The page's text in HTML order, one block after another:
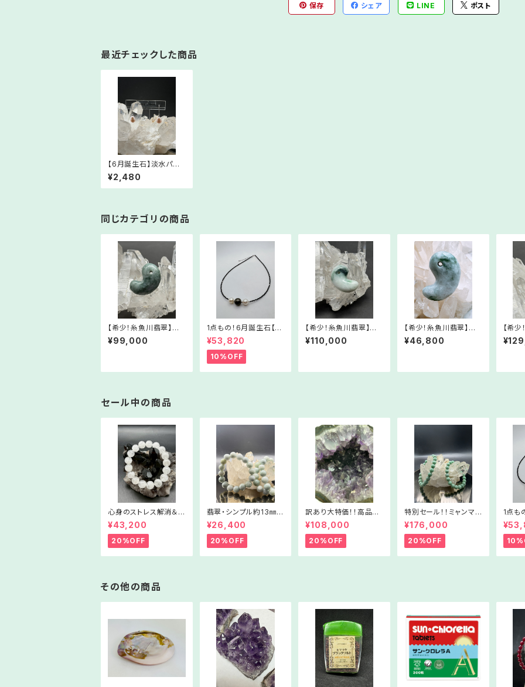
保存 シェア LINE ポスト
最近チェックした商品
【6月誕生石】淡水パー
ル・ピアス【優しいピンク
色の輝き】
¥2,480
同じカテゴリの商品
【希少！糸魚川翡翠】翡
翠・勾玉⑥【5月誕生石】
RMJa06-523052
¥99,000
1点もの！6月誕生石【南
洋真珠＆スピネルネック
レス③】Nc03-52506
2
¥53,820
10%OFF
【希少！糸魚川翡翠】翡
翠・勾玉⑧【5月誕生石】
RMJa08-523052
¥110,000
【希少！糸魚川翡翠】翡
翠・勾玉③【5月誕生石】
RMJa03-419052
¥46,800
【希
翠・勾
セール中の商品
心身のストレス解消＆
癒しと浄化に【ホワイト
ラビットヘア・ファント
ム】06ー227026
¥43,200
20%OFF
翡翠・シンプル約13㎜ブ
レスレット【Lサイズ】W
SJ1005‐617042
¥26,400
20%OFF
訳あり大特価！！高品
質！ウルグアイ産アメジ
ストクラスター① Am
c01－211022
¥108,000
20%OFF
特別セール！！ミャンマ
ー翡翠【健康＆繁栄】翡
翠ブレスレット【財運強
化】
¥176,000
20%OFF
1点も
洋真珠
レス③
2
その他の商品